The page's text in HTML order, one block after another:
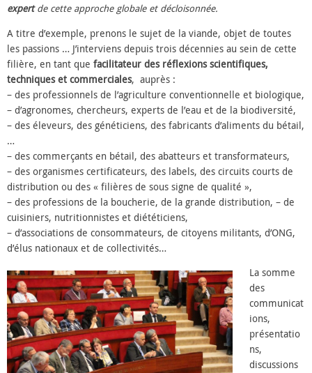
expertde cette approche globale et décloisonnée.
A titre d’exemple, prenons le sujet de la viande, objet de toutes
les passions … J’interviens depuis trois décennies au sein de cette
filière, en tant que facilitateur des réflexions scientifiques,
techniques et commerciales, auprès :
– des professionnels de l’agriculture conventionnelle et biologique,
– d’agronomes, chercheurs, experts de l’eau et de la biodiversité,
– des éleveurs, des généticiens, des fabricants d’aliments du bétail,
…
– des commerçants en bétail, des abatteurs et transformateurs,
– des organismes certificateurs, des labels, des circuits courts de
distribution ou des « filières de sous signe de qualité »,
– des professions de la boucherie, de la grande distribution, – de
cuisiniers, nutritionnistes et diététiciens,
– d’associations de consommateurs, de citoyens militants, d’ONG,
d’élus nationaux et de collectivités…
La somme
des
communicat
ions,
présentatio
ns,
discussions